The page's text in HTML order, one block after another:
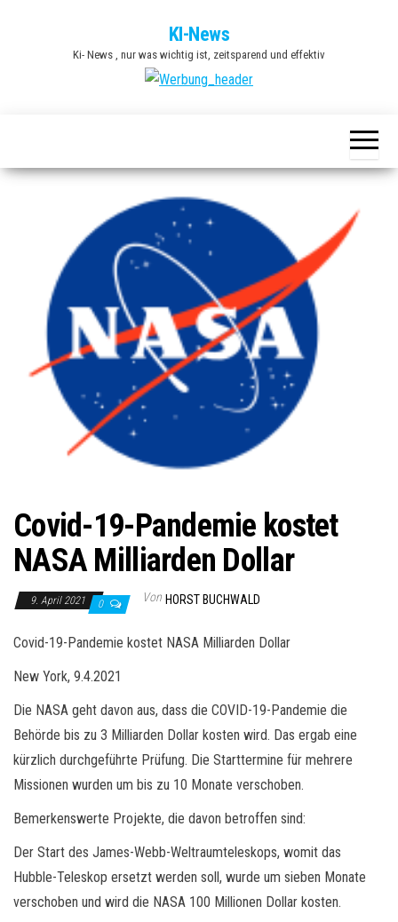
KI-News
Ki- News , nur was wichtig ist, zeitsparend und effektiv
Covid-19-Pandemie kostet
NASA Milliarden Dollar
9. April 2021 0 Von HORST BUCHWALD
Covid-19-Pandemie kostet NASA Milliarden Dollar
New York, 9.4.2021
Die NASA geht davon aus, dass die COVID-19-Pandemie die
Behörde bis zu 3 Milliarden Dollar kosten wird. Das ergab eine
kürzlich durchgeführte Prüfung. Die Starttermine für mehrere
Missionen wurden um bis zu 10 Monate verschoben.
Bemerkenswerte Projekte, die davon betroffen sind:
Der Start des James-Webb-Weltraumteleskops, womit das
Hubble-Teleskop ersetzt werden soll, wurde um sieben Monate
verschoben und wird die NASA 100 Millionen Dollar kosten.